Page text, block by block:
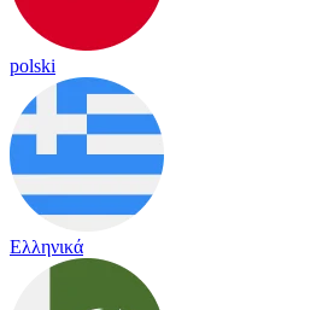
polski
Ελληνικά